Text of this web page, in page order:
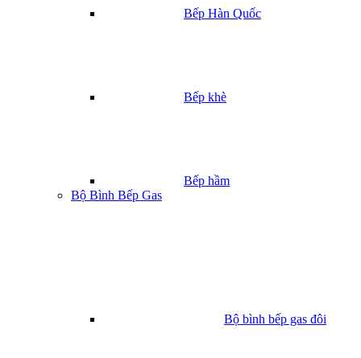
Bếp Hàn Quốc
Bếp khè
Bếp hầm
Bộ Bình Bếp Gas
Bộ bình bếp gas đôi